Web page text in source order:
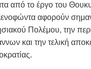
από το έργο του
αφορούν
Πολέμου, την
και την τελική